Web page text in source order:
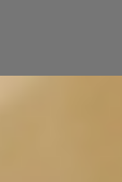
langem. Mit